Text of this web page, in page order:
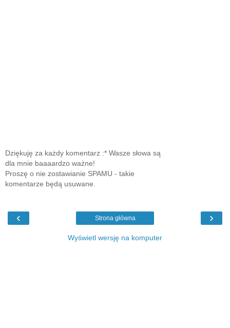
Dziękuję za każdy komentarz :* Wasze słowa są
dla mnie baaaardzo ważne!
Proszę o nie zostawianie SPAMU - takie
komentarze będą usuwane.
‹ ›
Strona główna
Wyświetl wersję na komputer